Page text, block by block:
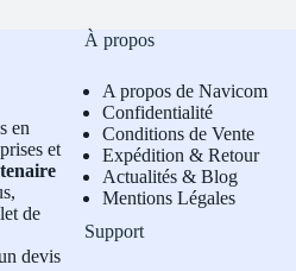
en
et
de
devis
À propos
A propos de Navicom
Confidentialité
Conditions de Vente
Expédition & Retour
Actualités & Blog
Mentions Légales
Support